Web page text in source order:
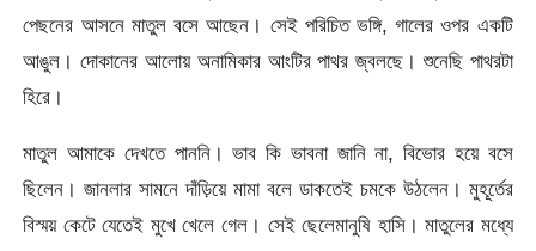
পেছনের আসনে মাতুল বসে আছেন। সেই পরিচিত ভঙ্গি, গালের ওপর একটি
আঙুল। দোকানের আলোয় অনামিকার আংটির পাথর জ্বলছে। শুনেছি পাথরটা
হিরে।
মাতুল আমাকে দেখতে পাননি। ভাব কি ভাবনা জানি না, বিভোর হয়ে বসে
ছিলেন। জানলার সামনে দাঁড়িয়ে মামা বলে ডাকতেই চমকে উঠলেন। মুহূর্তের
বিস্ময় কেটে যেতেই মুখে খেলে গেল। সেই ছেলেমানুষি হাসি। মাতুলের মধ্যে